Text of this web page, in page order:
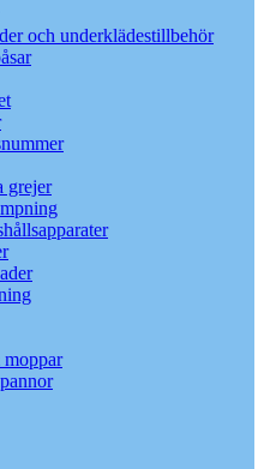
och underklädestillbehör
grejer